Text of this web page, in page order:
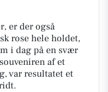
er der også
rose hele holdet,
i dag på en svær
af et
var resultatet et